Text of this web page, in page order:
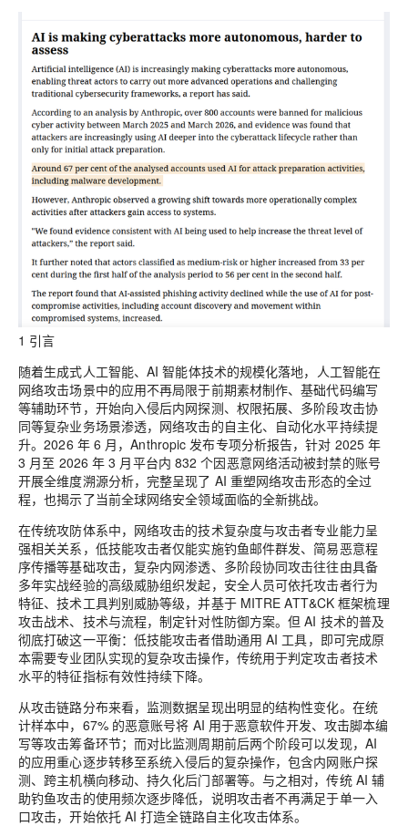
1 引言
随着生成式人工智能、AI 智能体技术的规模化落地，人工智能在
网络攻击场景中的应用不再局限于前期素材制作、基础代码编写
等辅助环节，开始向入侵后内网探测、权限拓展、多阶段攻击协
同等复杂业务场景渗透，网络攻击的自主化、自动化水平持续提
升。2026 年 6 月，Anthropic 发布专项分析报告，针对 2025 年
3 月至 2026 年 3 月平台内 832 个因恶意网络活动被封禁的账号
开展全维度溯源分析，完整呈现了 AI 重塑网络攻击形态的全过
程，也揭示了当前全球网络安全领域面临的全新挑战。
在传统攻防体系中，网络攻击的技术复杂度与攻击者专业能力呈
强相关关系，低技能攻击者仅能实施钓鱼邮件群发、简易恶意程
序传播等基础攻击，复杂内网渗透、多阶段协同攻击往往由具备
多年实战经验的高级威胁组织发起，安全人员可依托攻击者行为
特征、技术工具判别威胁等级，并基于 MITRE ATT&CK 框架梳理
攻击战术、技术与流程，制定针对性防御方案。但 AI 技术的普及
彻底打破这一平衡：低技能攻击者借助通用 AI 工具，即可完成原
本需要专业团队实现的复杂攻击操作，传统用于判定攻击者技术
水平的特征指标有效性持续下降。
从攻击链路分布来看，监测数据呈现出明显的结构性变化。在统
计样本中，67% 的恶意账号将 AI 用于恶意软件开发、攻击脚本编
写等攻击筹备环节；而对比监测周期前后两个阶段可以发现，AI
的应用重心逐步转移至系统入侵后的复杂操作，包含内网账户探
测、跨主机横向移动、持久化后门部署等。与之相对，传统 AI 辅
助钓鱼攻击的使用频次逐步降低，说明攻击者不再满足于单一入
口攻击，开始依托 AI 打造全链路自主化攻击体系。